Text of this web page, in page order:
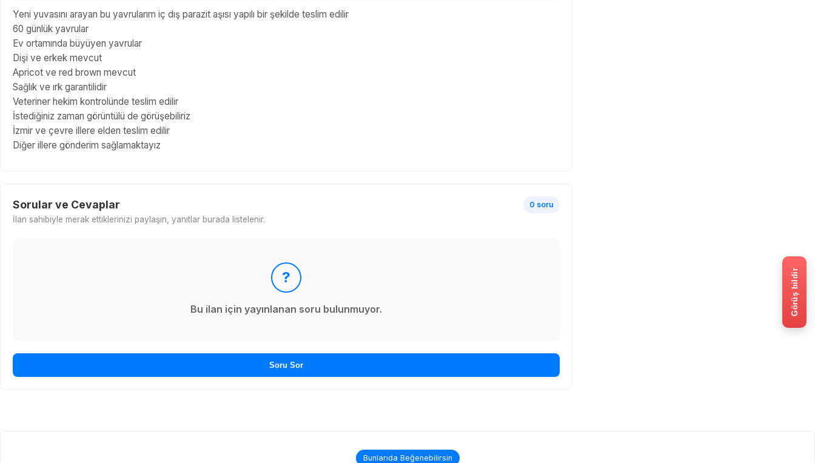
Yeni yuvasını arayan bu yavrularım iç dış parazit aşısı yapılı bir şekilde teslim edilir
60 günlük yavrular
Ev ortamında büyüyen yavrular
Dişi ve erkek mevcut
Apricot ve red brown mevcut
Sağlık ve ırk garantilidir
Veteriner hekim kontrolünde teslim edilir
İstediğiniz zaman görüntülü de görüşebiliriz
İzmir ve çevre illere elden teslim edilir
Diğer illere gönderim sağlamaktayız
Sorular ve Cevaplar 0 soru
İlan sahibiyle merak ettiklerinizi paylaşın, yanıtlar burada listelenir.
?
Bu ilan için yayınlanan soru bulunmuyor.
Soru Sor
Bunlarıda Beğenebilirsin
Görüş bildir